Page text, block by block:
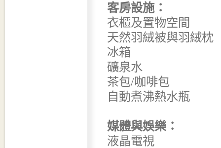
客房設施：
衣櫃及置物空間
天然羽絨被與羽絨枕
冰箱
礦泉水
茶包/咖啡包
自動煮沸熱水瓶
媒體與娛樂：
液晶電視